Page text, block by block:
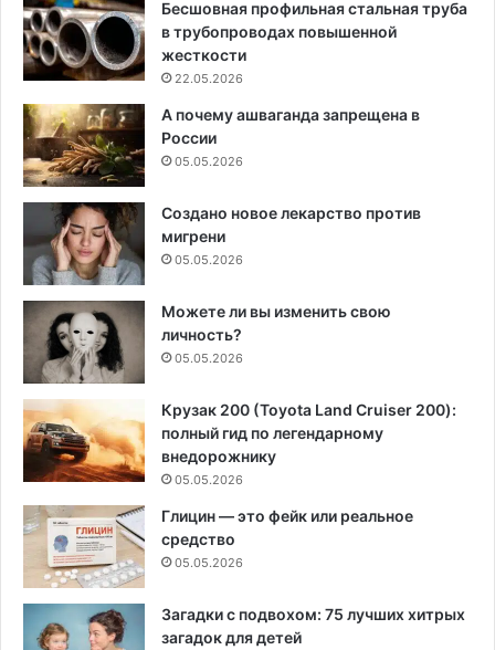
Бесшовная профильная стальная труба
в трубопроводах повышенной
жесткости
22.05.2026
А почему ашваганда запрещена в
России
05.05.2026
Создано новое лекарство против
мигрени
05.05.2026
Можете ли вы изменить свою
личность?
05.05.2026
Крузак 200 (Toyota Land Cruiser 200):
полный гид по легендарному
внедорожнику
05.05.2026
Глицин — это фейк или реальное
средство
05.05.2026
Загадки с подвохом: 75 лучших хитрых
загадок для детей